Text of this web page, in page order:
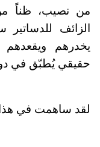
من نصيب، ظناً من
الزائف
يخدرهم ويقعدهم
حقيقي يُطبّق في
لقد ساهمت في هذا